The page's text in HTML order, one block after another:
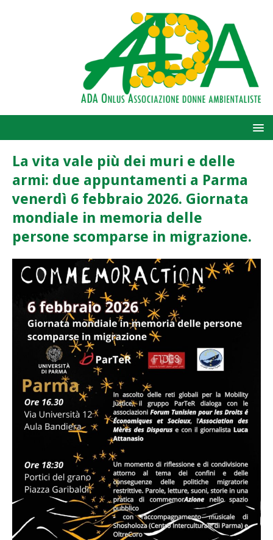
La vita vale più dei muri e delle
armi: due appuntamenti a Parma
venerdì 6 febbraio 2026. Giornata
mondiale in memoria delle
persone scomparse in migrazione.